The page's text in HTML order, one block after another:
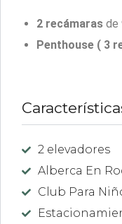
2 recámaras de
Penthouse ( 3
2 elevadores
Alberca En
Club Para